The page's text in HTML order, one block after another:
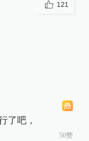
121
了吧，
50赞